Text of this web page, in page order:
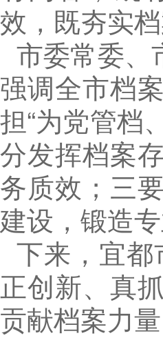
效，既夯实
市委常委、
强调全市档
担“为党管档
分发挥档案
务质效；三
建设，锻造
下来，宜都
正创新、真
贡献档案力量